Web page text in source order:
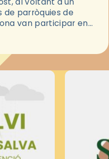
parròquies de
van participar en
organitzades pel